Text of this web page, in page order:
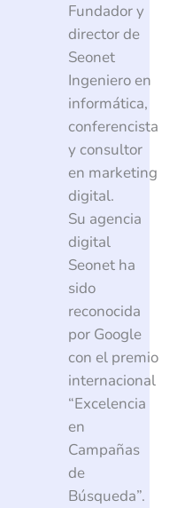
Fundador y
director de
Seonet
Ingeniero en
informática,
conferencista
y consultor
en marketing
digital.
Su agencia
digital
Seonet ha
sido
reconocida
por Google
con el premio
internacional
“Excelencia
en
Campañas
de
Búsqueda”.